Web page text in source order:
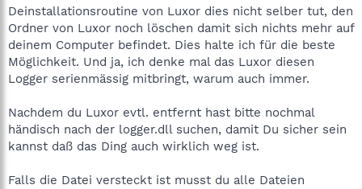
Deinstallationsroutine von Luxor dies nicht selber tut, den
Ordner von Luxor noch löschen damit sich nichts mehr auf
deinem Computer befindet. Dies halte ich für die beste
Möglichkeit. Und ja, ich denke mal das Luxor diesen
Logger serienmässig mitbringt, warum auch immer.
Nachdem du Luxor evtl. entfernt hast bitte nochmal
händisch nach der logger.dll suchen, damit Du sicher sein
kannst daß das Ding auch wirklich weg ist.
Falls die Datei versteckt ist musst du alle Dateien